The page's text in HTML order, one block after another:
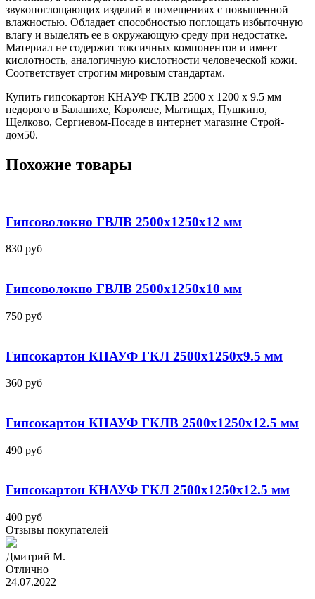
звукопоглощающих изделий в помещениях с повышенной
влажностью. Обладает способностью поглощать избыточную
влагу и выделять ее в окружающую среду при недостатке.
Материал не содержит токсичных компонентов и имеет
кислотность, аналогичную кислотности человеческой кожи.
Соответствует строгим мировым стандартам.
Купить гипсокартон КНАУФ ГКЛВ 2500 x 1200 x 9.5 мм
недорого в Балашихе, Королеве, Мытищах, Пушкино,
Щелково, Сергиевом-Посаде в интернет магазине Строй-
дом50.
Похожие товары
Гипсоволокно ГВЛВ 2500x1250x12 мм
830 руб
Гипсоволокно ГВЛВ 2500x1250x10 мм
750 руб
Гипсокартон КНАУФ ГКЛ 2500x1250x9.5 мм
360 руб
Гипсокартон КНАУФ ГКЛВ 2500x1250x12.5 мм
490 руб
Гипсокартон КНАУФ ГКЛ 2500x1250x12.5 мм
400 руб
Отзывы покупателей
Дмитрий М.
Отлично
24.07.2022